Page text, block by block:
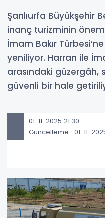
Şanlıurfa Büyükşehir
inanç turizminin
İmam Bakır
yeniliyor. Harran ile
arasındaki güzergâh,
güvenli bir hale
01-11-2025 21:30
Güncelleme : 01-11-